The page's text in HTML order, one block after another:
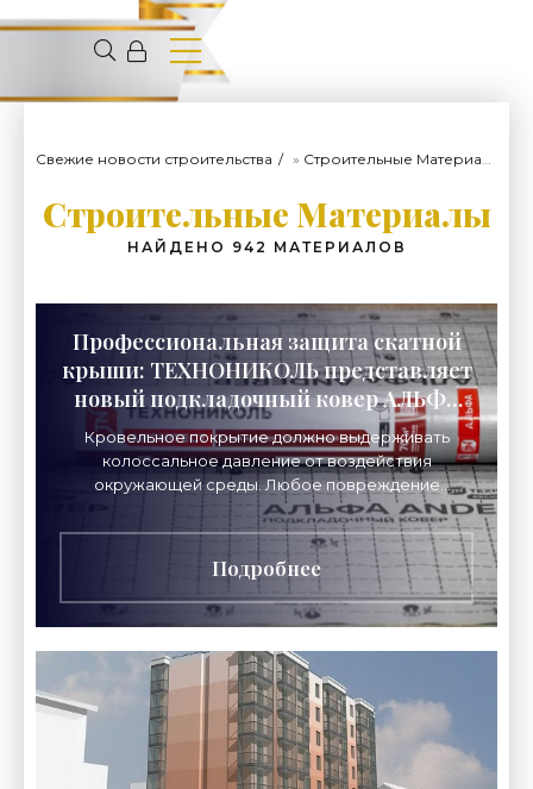
Свежие новости строительства » Строительные Материалы
Строительные Материалы
НАЙДЕНО 942 МАТЕРИАЛОВ
Профессиональная защита скатной
крыши: ТЕХНОНИКОЛЬ представляет
новый подкладочный ковер АЛЬФА
ANDEREP - «Строительные
Материалы»
Кровельное покрытие должно выдерживать
колоссальное давление от воздействия
окружающей среды. Любое повреждение
гидроизоляции неизбежно обернется
появлением протечек. Своего рода
Подробнее